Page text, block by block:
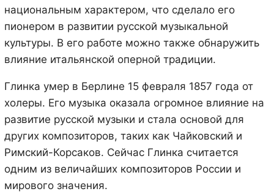
национальным характером, что сделало его
пионером в развитии русской музыкальной
культуры. В его работе можно также обнаружить
влияние итальянской оперной традиции.
Глинка умер в Берлине 15 февраля 1857 года от
холеры. Его музыка оказала огромное влияние на
развитие русской музыки и стала основой для
других композиторов, таких как Чайковский и
Римский-Корсаков. Сейчас Глинка считается
одним из величайших композиторов России и
мирового значения.